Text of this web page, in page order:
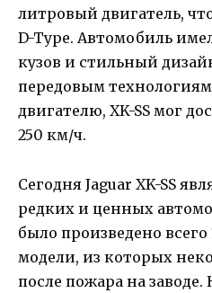
литровый двигатель,
D-Type. Автомобиль
кузов и стильный
передовым
двигателю, XK-SS мог
250 км/ч.
Сегодня Jaguar XK-SS
редких и ценных
было произведено всего
модели, из которых
после пожара на заводе.